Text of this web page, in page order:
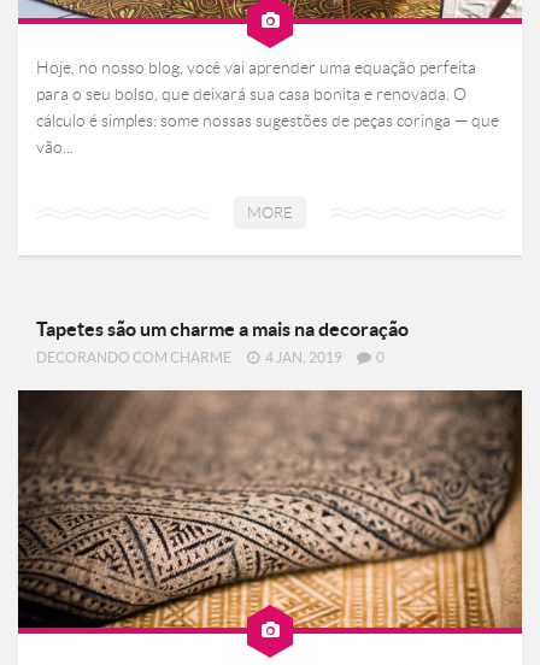
Hoje, no nosso blog, você vai aprender uma equação perfeita
para o seu bolso, que deixará sua casa bonita e renovada. O
cálculo é simples: some nossas sugestões de peças coringa — que
vão...
MORE
Tapetes são um charme a mais na decoração
DECORANDO COM CHARME 4 JAN, 2019 0